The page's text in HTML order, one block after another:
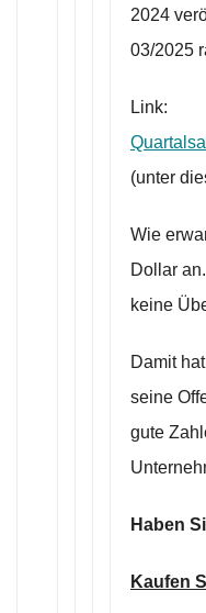
2024
03/2025
Link:
(unter
Wie
Dollar
keine
Damit
seine
gute
Haben
Kaufen